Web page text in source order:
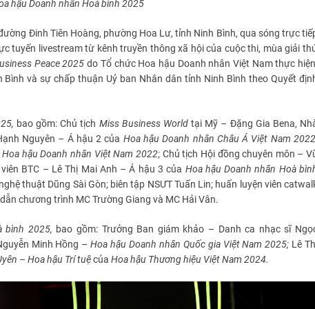
hậu Doanh nhân Hoà bình 2025
Đinh Tiên Hoàng, phường Hoa Lư, tỉnh Ninh Bình, qua sóng trực
tuyến livestream từ kênh truyền thông xã hội của cuộc thi, mùa giải
Peace2025 do Tổ chức Hoa hậu Doanh nhân Việt Nam thực
và sự chấp thuận Uỷ ban Nhân dân tỉnh Ninh Bình theo Quyết
bao gồm: Chủ tịch Miss BusinessWorldtại Mỹ – Đặng Gia Bena,
Nguyên – Á hậu 2 của Hoa hậu Doanh nhân Châu Á Việt Nam 2022
Hoa hậu Doanh nhân Việt Nam 2022; Chủ tịch Hội đồng chuyên môn –
viên BTC – Lê Thị Mai Anh – Á hậu 3 của Hoa hậu Doanh nhân Hoà
thuật Dũng Sài Gòn; biên tập NSƯT Tuấn Lin; huấn luyện viên
chương trình MC Trường Giang và MC Hải Vân.
bình 2025, bao gồm: Trưởng Ban giám khảo – Danh ca nhạc sĩ
Minh Hồng –Hoa hậu Doanh nhân Quốc gia Việt Nam 2025; Lê
– Hoa hậu Trí tuệcủa Hoa hậu Thương hiệu Việt Nam 2024.